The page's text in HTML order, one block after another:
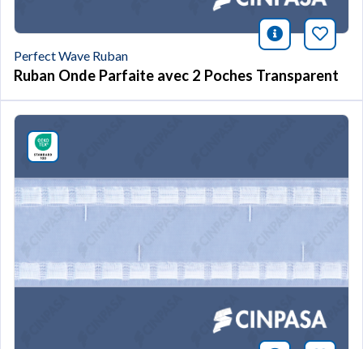
icono
Perfect Wave Ruban
Ruban Onde Parfaite avec 2 Poches Transparent